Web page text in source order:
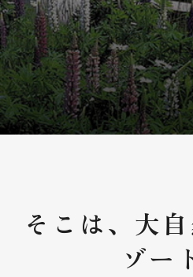
そこは、大
ゾー